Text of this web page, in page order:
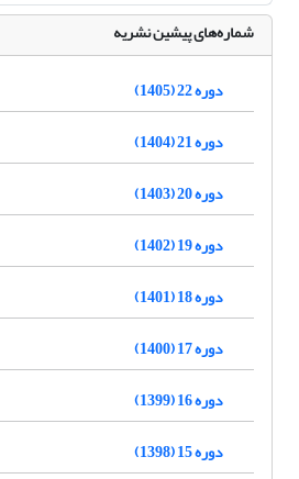
شماره‌های پیشین نشریه
دوره 22 (1405)
دوره 21 (1404)
دوره 20 (1403)
دوره 19 (1402)
دوره 18 (1401)
دوره 17 (1400)
دوره 16 (1399)
دوره 15 (1398)